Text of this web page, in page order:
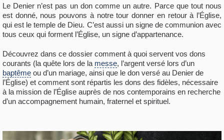
Le Denier n’est pas un don comme un autre. Parce que tout nous
est donné, nous pouvons à notre tour donner en retour à l’Église,
qui est le temple de Dieu. C’est aussi un signe de communion avec
tous ceux qui forment l’Église, un signe d’appartenance.
Découvrez dans ce dossier comment à quoi servent vos dons
courants (la quête lors de la messe, l’argent versé lors d’un
baptême ou d’un mariage, ainsi que le don versé au Denier de
l’Église) et comment sont répartis les dons des fidèles, nécessaire
à la mission de l’Église auprès de nos contemporains en recherche
d’un accompagnement humain, fraternel et spirituel.